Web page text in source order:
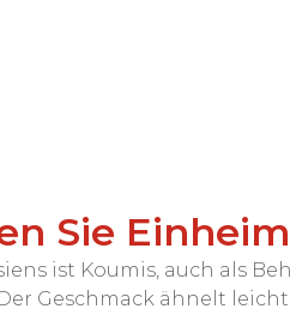
Sie
ist Koumis, auch als
Geschmack ähnelt